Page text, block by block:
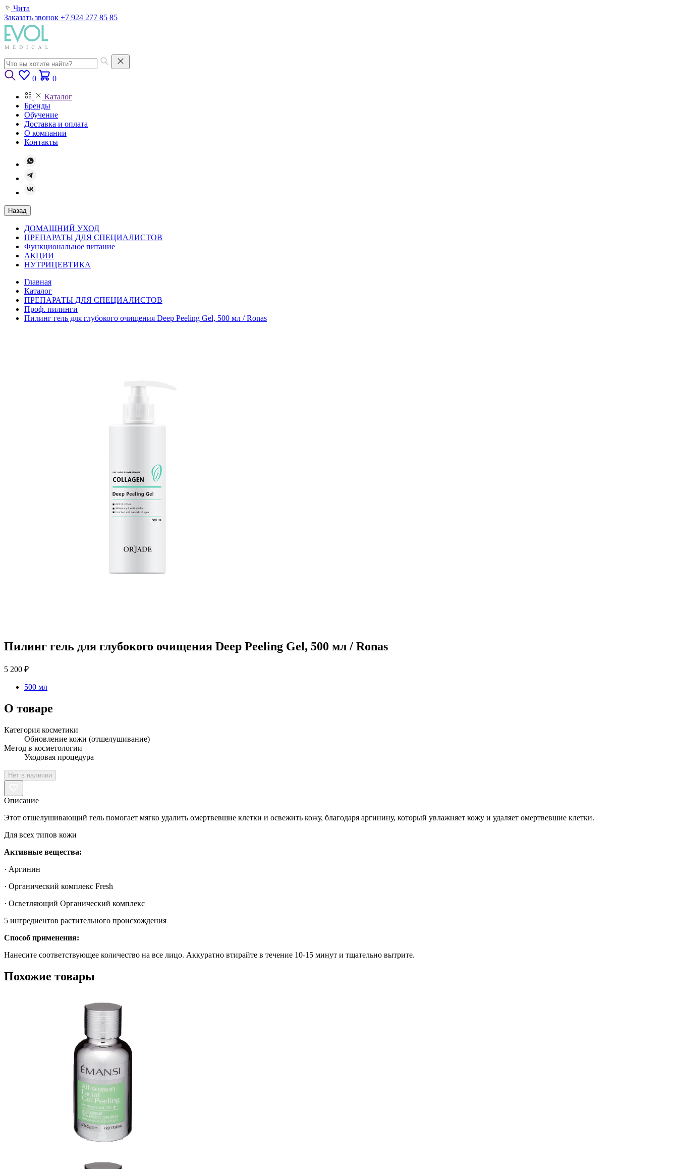
Чита
Заказать звонок +7 924 277 85 85
0 0
Каталог
Бренды
Обучение
Доставка и оплата
О компании
Контакты
Назад
ДОМАШНИЙ УХОД
ПРЕПАРАТЫ ДЛЯ СПЕЦИАЛИСТОВ
Функциональное питание
АКЦИИ
НУТРИЦЕВТИКА
Главная
Каталог
ПРЕПАРАТЫ ДЛЯ СПЕЦИАЛИСТОВ
Проф. пилинги
Пилинг гель для глубокого очищения Deep Peeling Gel, 500 мл / Ronas
Пилинг гель для глубокого очищения Deep Peeling Gel, 500 мл / Ronas
5 200 ₽
500 мл
О товаре
Категория косметики
Обновление кожи (отшелушивание)
Метод в косметологии
Уходовая процедура
Нет в наличии
Описание
Этот отшелушивающий гель помогает мягко удалить омертвевшие клетки и освежить кожу, благодаря аргинину, который увлажняет кожу и удаляет омертвевшие клетки.
Для всех типов кожи
Активные вещества:
· Аргинин
· Органический комплекс Fresh
· Осветляющий Органический комплекс
5 ингредиентов растительного происхождения
Способ применения:
Нанесите соответствующее количество на все лицо. Аккуратно втирайте в течение 10-15 минут и тщательно вытрите.
Похожие товары